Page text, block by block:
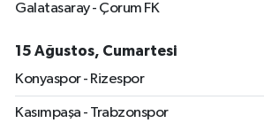
Galatasaray - Çorum FK
15 Ağustos, Cumartesi
Konyaspor - Rizespor
Kasımpaşa - Trabzonspor